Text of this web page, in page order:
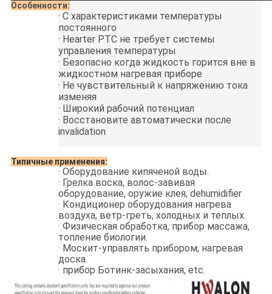
Особенности:
· С характеристиками температуры
постоянного
· Hearter PTC не требует системы
управления температуры
· Безопасно когда жидкость горится вне в
жидкостном нагревая приборе
· Не чувствительный к напряжению тока
изменяя
· Широкий рабочий потенциал
· Восстановите автоматически после
invalidation
Типичные применения:
· Оборудование кипяченой воды.
· Грелка воска, волос-завивая
оборудование, оружие клея, dehumidifier
· Кондиционер оборудования нагрева
воздуха, ветр-греть, холодных и теплых.
· Физическая обработка, прибор массажа,
топление биологии.
· Москит-управлять прибором, нагревая
доска.
· прибор Ботинк-засыхания, etc.